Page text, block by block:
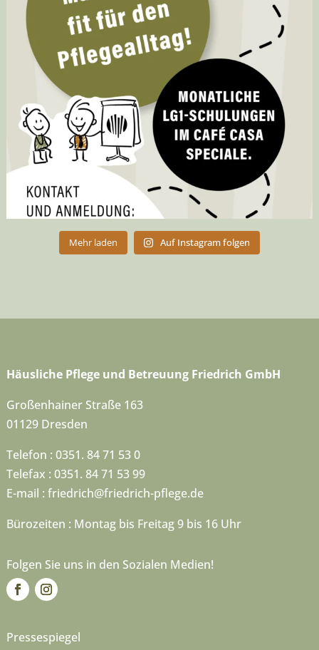
Mehr laden Auf Instagram folgen
Häusliche Pflege und Betreuung Friedrich GmbH
Großenhainer Straße 163
01129 Dresden
Telefon : 0351. 84 71 53 0
Telefax : 0351. 84 71 53 99
E-mail : friedrich@friedrich-pflege.de
Bürozeiten : Montag bis Freitag 9 bis 16 Uhr
Folgen Sie uns in den Sozialen Medien!
Pressespiegel